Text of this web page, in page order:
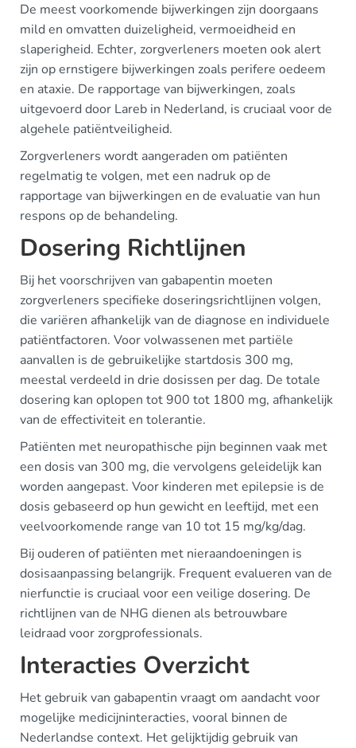
De meest voorkomende bijwerkingen zijn doorgaans
mild en omvatten duizeligheid, vermoeidheid en
slaperigheid. Echter, zorgverleners moeten ook alert
zijn op ernstigere bijwerkingen zoals perifere oedeem
en ataxie. De rapportage van bijwerkingen, zoals
uitgevoerd door Lareb in Nederland, is cruciaal voor de
algehele patiëntveiligheid.
Zorgverleners wordt aangeraden om patiënten
regelmatig te volgen, met een nadruk op de
rapportage van bijwerkingen en de evaluatie van hun
respons op de behandeling.
Dosering Richtlijnen
Bij het voorschrijven van gabapentin moeten
zorgverleners specifieke doseringsrichtlijnen volgen,
die variëren afhankelijk van de diagnose en individuele
patiëntfactoren. Voor volwassenen met partiële
aanvallen is de gebruikelijke startdosis 300 mg,
meestal verdeeld in drie dosissen per dag. De totale
dosering kan oplopen tot 900 tot 1800 mg, afhankelijk
van de effectiviteit en tolerantie.
Patiënten met neuropathische pijn beginnen vaak met
een dosis van 300 mg, die vervolgens geleidelijk kan
worden aangepast. Voor kinderen met epilepsie is de
dosis gebaseerd op hun gewicht en leeftijd, met een
veelvoorkomende range van 10 tot 15 mg/kg/dag.
Bij ouderen of patiënten met nieraandoeningen is
dosisaanpassing belangrijk. Frequent evalueren van de
nierfunctie is cruciaal voor een veilige dosering. De
richtlijnen van de NHG dienen als betrouwbare
leidraad voor zorgprofessionals.
Interacties Overzicht
Het gebruik van gabapentin vraagt om aandacht voor
mogelijke medicijninteracties, vooral binnen de
Nederlandse context. Het gelijktijdig gebruik van